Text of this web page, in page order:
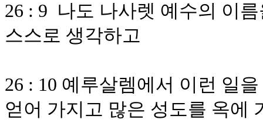
26 : 9 나도 나사렛 예수의 이
스스로 생각하고
26 : 10 예루살렘에서 이런 일
얻어 가지고 많은 성도를 옥에